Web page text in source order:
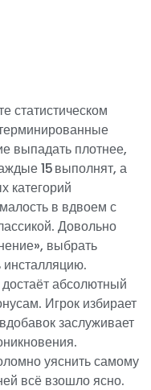
статистическом
выпадать плотнее,
15 выполнят, а
категорий
в вдвоем с
Довольно
выбрать
абсолютный
Игрок избирает
заслуживает
уяснить самому
всё взошло ясно.